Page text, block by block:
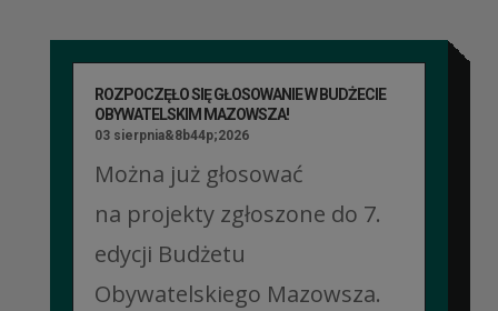
ROZPOCZĘŁO SIĘ GŁOSOWANIE W BUDŻECIE
OBYWATELSKIM MAZOWSZA!
03 sierpnia&8b44p;2026
Można już głosować
na projekty zgłoszone do 7.
edycji Budżetu
Obywatelskiego Mazowsza.